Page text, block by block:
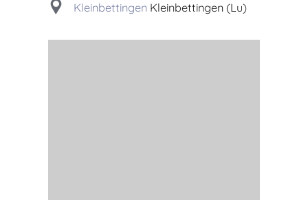
Kleinbettingen Kleinbettingen (Lu)